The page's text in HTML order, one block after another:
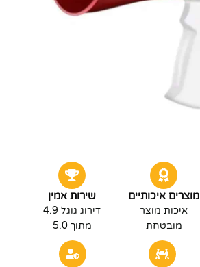
מוצרים איכותיים
איכות מוצר
מובטחת
שירות אמין
דירוג גוגל 4.9
מתוך 5.0